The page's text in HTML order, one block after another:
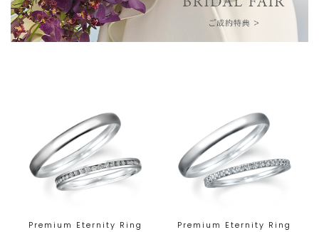
Premium Eternity Ring Premium Eternity Ring